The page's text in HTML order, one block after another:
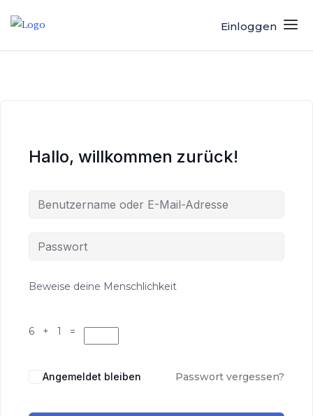
Einloggen
Hallo, willkommen zurück!
Beweise deine Menschlichkeit
6 + 1 =
Angemeldet bleiben Passwort vergessen?